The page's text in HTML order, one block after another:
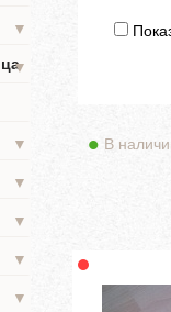
▼
▼
▼
▼
▼
▼
▼
В